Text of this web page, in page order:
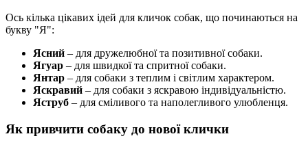
Ось кілька цікавих ідей для кличок собак, що починаються на
букву "Я":
Ясний – для дружелюбної та позитивної собаки.
Ягуар – для швидкої та спритної собаки.
Янтар – для собаки з теплим і світлим характером.
Яскравий – для собаки з яскравою індивідуальністю.
Яструб – для сміливого та наполегливого улюбленця.
Як привчити собаку до нової клички